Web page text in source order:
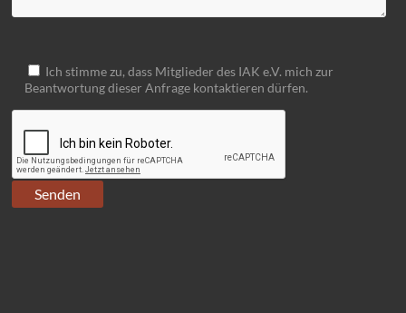
Ich stimme zu, dass Mitglieder des IAK e.V. mich zur
Beantwortung dieser Anfrage kontaktieren dürfen.